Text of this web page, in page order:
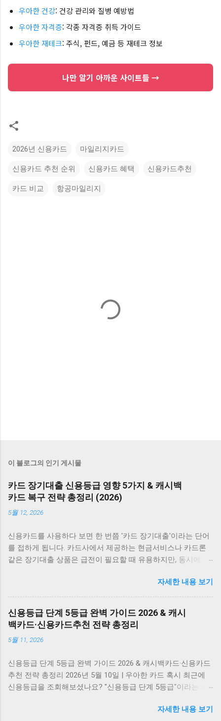
우아한 건강: 건강 관리와 질병 예방법
우아한 자격증: 각종 자격증 취득 가이드
우아한 재테크: 주식, 펀드, 예금 등 재테크 정보
나만 알기 아까운 사이트들 →
2026년 신용카드 마일리지카드
신용카드 추천 순위 신용카드 혜택 신용카드추천
카드 비교 항공마일리지
이 블로그의 인기 게시물
카드 장기대출 신용등급 영향 5가지 & 캐시백
카드 복구 전략 총정리 (2026)
5월 12, 2026
신용카드를 사용하다 보면 한 번쯤 '카드 장기대출'이라는 단어
를 접하게 됩니다. 카드사에서 제공하는 현금서비스나 카드론
같은 장기대출 상품은 급전이 필요할 때 유용하지만, 동시에 카
을 모르는 분들이 많습니다. 특히 2026년 현재, 금리 인상과 경
기 불확실성 속에서 신용등급 관리의 중요성은 더욱 커졌습니
다. 잘못된 대출 습관이 신용점수를 떨어뜨리고, 그 결과 캐시백
카드 나 마일리지카드 같은 고급 카드 발급이 어려워질 수 있습
니다. 이 글에서는 카드 장기대출이 신용등급에 미치는 정확한
영향과 함께, 등급을 회복하고 카드혜택 을 최대한 누릴 수 있는
을 예정인 분들도 꼭 알아야 할 핵심 정보를 지금 확인해보세요.
💡 카드 장기대출은 단기 현금서비스보다 신용등급에 더 오래
영향을 줍니다. 대출 실행 전 반드시 신용점수 변동을 예측해야
출이 신용등급에 미치는 5가지 부정적 영향 나만 알기 아까운
자세한 내용 보기
신용등급 단계 5등급 완벽 가이드 2026 & 캐시
백카드·신용카드추천 전략 총정리
5월 11, 2026
신용등급 단계 5등급 완벽 가이드 2026 & 캐시백카드·신용카드
추천 전략 총정리 2026년 5월 10일 | 우아한 카드 혹시 최근에
신용등급을 조회해보셨나요? "신용등급 단계 5등급"이라는 결
재, 많은 분들이 예상치 못한 신용등급 하락으로 인해 카드 발급
자세한 내용 보기